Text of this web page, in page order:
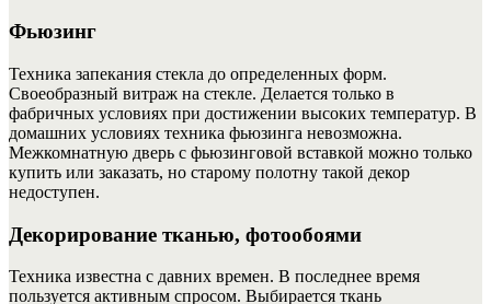
Фьюзинг
Техника запекания стекла до определенных форм.
Своеобразный витраж на стекле. Делается только в
фабричных условиях при достижении высоких температур. В
домашних условиях техника фьюзинга невозможна.
Межкомнатную дверь с фьюзинговой вставкой можно только
купить или заказать, но старому полотну такой декор
недоступен.
Декорирование тканью, фотообоями
Техника известна с давних времен. В последнее время
пользуется активным спросом. Выбирается ткань